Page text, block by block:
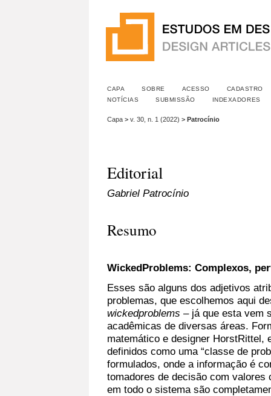
CAPA SOBRE ACESSO
CADASTRO
NOTÍCIAS
SUBMISSÃO INDEXADORES
Capa > v. 30, n. 1 (2022) > Patrocínio
Editorial
Gabriel Patrocínio
Resumo
WickedProblems: Complexos,
Esses são alguns dos adjetivos
problemas, que escolhemos aqui
wickedproblems – já que esta vem
acadêmicas de diversas áreas.
matemático e designer HorstRittel,
definidos como uma “classe de
formulados, onde a informação é
tomadores de decisão com
em todo o sistema são